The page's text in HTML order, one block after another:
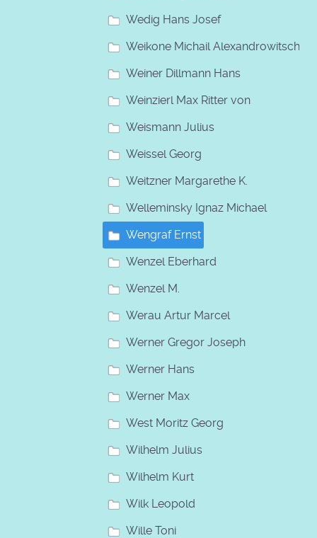
Wedig Hans Josef
Weikone Michail Alexandrowitsch
Weiner Dillmann Hans
Weinzierl Max Ritter von
Weismann Julius
Weissel Georg
Weitzner Margarethe K.
Welleminsky Ignaz Michael
Wengraf Ernst
Wenzel Eberhard
Wenzel M.
Werau Artur Marcel
Werner Gregor Joseph
Werner Hans
Werner Max
West Moritz Georg
Wilhelm Julius
Wilhelm Kurt
Wilk Leopold
Wille Toni